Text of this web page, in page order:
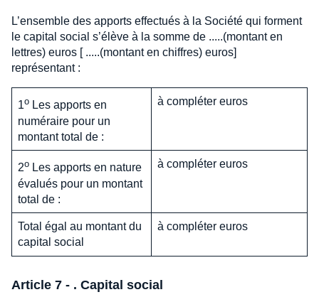
L’ensemble des apports effectués à la Société qui forment
le capital social s’élève à la somme de .....(montant en
lettres) euros [ .....(montant en chiffres) euros]
représentant :
1o Les apports en
numéraire pour un
montant total de :
à compléter euros
2o Les apports en nature
évalués pour un montant
total de :
à compléter euros
Total égal au montant du
capital social
à compléter euros
Article 7 - . Capital social